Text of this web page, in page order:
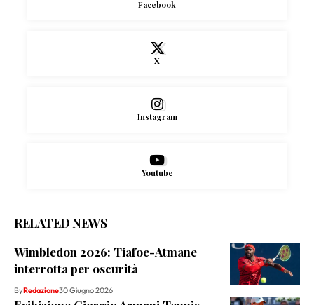
Facebook
X
Instagram
Youtube
RELATED NEWS
Wimbledon 2026: Tiafoe-Atmane
interrotta per oscurità
ByRedazione30 Giugno 2026